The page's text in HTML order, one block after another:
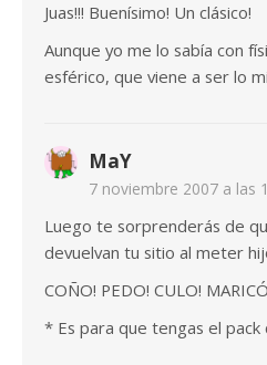
Juas!!! Buenísimo! Un clásico!
Aunque yo me lo sabía con
esférico, que viene a ser lo
MaY
7 noviembre 2007 a las
Luego te sorprenderás de
devuelvan tu sitio al meter
COÑO! PEDO! CULO!
* Es para que tengas el